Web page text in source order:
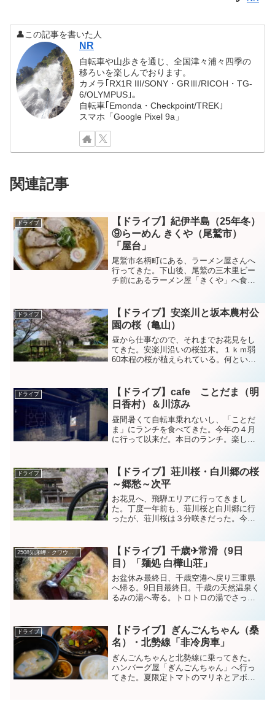
👤この記事を書いた人
NR
自転車や山歩きを通じ、全国津々浦々四季の
移ろいを楽しんでおります。
カメラ｢RX1R III/SONY・GRⅢ/RICOH・TG-
6/OLYMPUS｣。
自転車｢Emonda・Checkpoint/TREK｣
スマホ「Google Pixel 9a」
関連記事
ドライブ
【ドライブ】紀伊半島（25年冬）
⑨らーめん きくや（尾鷲市）
「屋台」
尾鷲市名柄町にある、ラーメン屋さんへ
行ってきた。下山後、尾鷲の三木里ビー
チ前にあるラーメン屋「きくや」へ食べ
ここへ来たみたいだ。駐車場の看板設置
してあるのが、以前の屋台...
ドライブ
【ドライブ】安楽川と坂本農村公
園の桜（亀山）
昼から仕事なので、それまでお花見をし
てきた。安楽川沿いの桜並木。１ｋｍ弱
60本程の桜が植えられている。何といっ
た。坂本農村公園。散り始めていたが、
こちらも綺麗だった。八王...
ドライブ
【ドライブ】cafe ことだま（明
日香村）＆川涼み
昼間暑くて自転車乗れないし、「ことだ
ま」にランチを食べてきた。今年の４月
に行って以来だ。本日のランチ。楽しみ
ので、水温が丁度良かった。のんびりと
過ごす。こんな日もあって...
ドライブ
【ドライブ】荘川桜・白川郷の桜
～郷愁～次平
お花見へ、飛騨エリアに行ってきまし
た。丁度一年前も、荘川桜と白川郷に行
ったが、荘川桜は３分咲きだった。今年
がの高原。散り始めてる桜もあるが、満
開の桜もあった。桜を楽しみ...
2508知床岬・クワウンナイ川
【ドライブ】千歳✈常滑（9日
目）「麺処 白樺山荘」
お盆休み最終日、千歳空港へ戻り三重県
へ帰る。9日目最終日。千歳の天然温泉く
るみの湯へ寄る。トロトロの湯でさっぱ
「白樺山荘ラーメン」で味噌󠄀ラーメンを
頂く。あっさりした味...
ドライブ
【ドライブ】ぎんごんちゃん（桑
名）・北勢線「非冷房車」
ぎんごんちゃんと北勢線に乗ってきた。
ハンバーグ屋「ぎんごんちゃん」へ行っ
てきた。夏限定トマトのマリネとアボカ